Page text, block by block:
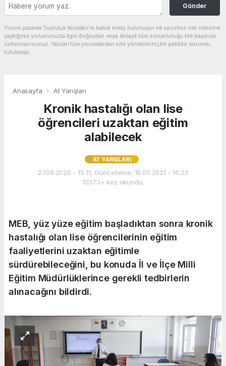
Gönder
Yorum yazarak Topluluk Kuralları’nı kabul etmiş bulunuyor ve sporbox.net sitesine
yaptığınız yorumunuzla ilgili doğrudan veya dolaylı tüm sorumluluğu tek başınıza
üstleniyorsunuz. Yazılan tüm yorumlardan site yönetimi hiçbir şekilde sorumlu
tutulamaz.
Anasayfa At Yarışları
Kronik hastalığı olan lise
öğrencileri uzaktan eğitim
alabilecek
AT YARIŞLARI
27.08.2020 - 15:11, Güncelleme: 18.05.2021 - 16:23
10373+ kez okundu.
MEB, yüz yüze eğitim başladıktan sonra kronik
hastalığı olan lise öğrencilerinin eğitim
faaliyetlerini uzaktan eğitimle
sürdürebileceğini, bu konuda İl ve İlçe Milli
Eğitim Müdürlüklerince gerekli tedbirlerin
alınacağını bildirdi.